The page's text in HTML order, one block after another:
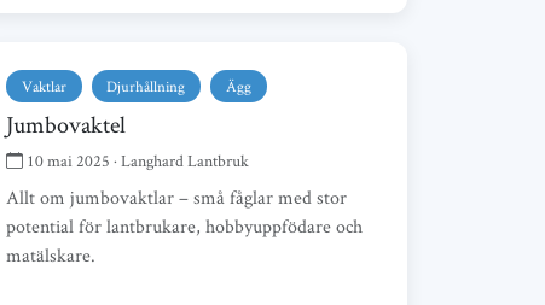
Vaktlar Djurhållning Ägg
Jumbovaktel
10 mai 2025 · Langhard Lantbruk
Allt om jumbovaktlar – små fåglar med stor
potential för lantbrukare, hobbyuppfödare och
matälskare.